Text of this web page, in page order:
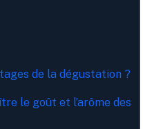
de la dégustation ?
le goût et l’arôme des